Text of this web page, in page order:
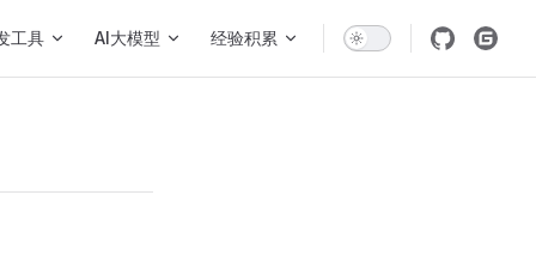
工具 AI大模型 经验积累